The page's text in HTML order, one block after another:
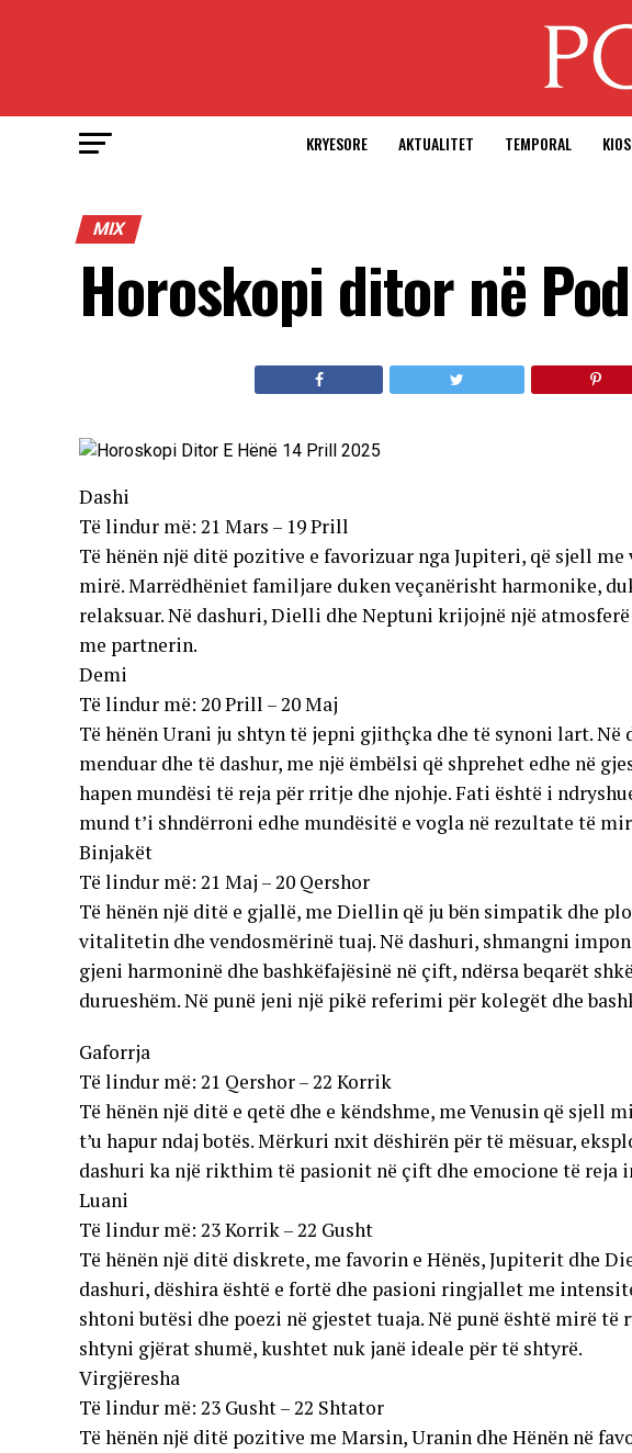
KRYESORE AKTUALITET TEMPORAL
MIX
Horoskopi ditor në
Dashi
Të lindur më: 21 Mars – 19 Prill
Të hënën një ditë pozitive e favorizuar nga Jupiteri, që sjell
mirë. Marrëdhëniet familjare duken veçanërisht harmonike,
relaksuar. Në dashuri, Dielli dhe Neptuni krijojnë një
me partnerin.
Demi
Të lindur më: 20 Prill – 20 Maj
Të hënën Urani ju shtyn të jepni gjithçka dhe të synoni lart. Në
menduar dhe të dashur, me një ëmbëlsi që shprehet edhe në
hapen mundësi të reja për rritje dhe njohje. Fati është i
mund t’i shndërroni edhe mundësitë e vogla në rezultate të
Binjakët
Të lindur më: 21 Maj – 20 Qershor
Të hënën një ditë e gjallë, me Diellin që ju bën simpatik dhe
vitalitetin dhe vendosmërinë tuaj. Në dashuri, shmangni
gjeni harmoninë dhe bashkëfajësinë në çift, ndërsa beqarët
durueshëm. Në punë jeni një pikë referimi për kolegët dhe
Gaforrja
Të lindur më: 21 Qershor – 22 Korrik
Të hënën një ditë e qetë dhe e këndshme, me Venusin që sjell
t’u hapur ndaj botës. Mërkuri nxit dëshirën për të mësuar,
dashuri ka një rikthim të pasionit në çift dhe emocione të reja
Luani
Të lindur më: 23 Korrik – 22 Gusht
Të hënën një ditë diskrete, me favorin e Hënës, Jupiterit dhe
dashuri, dëshira është e fortë dhe pasioni ringjallet me
shtoni butësi dhe poezi në gjestet tuaja. Në punë është mirë
shtyni gjërat shumë, kushtet nuk janë ideale për të shtyrë.
Virgjëresha
Të lindur më: 23 Gusht – 22 Shtator
Të hënën një ditë pozitive me Marsin, Uranin dhe Hënën në